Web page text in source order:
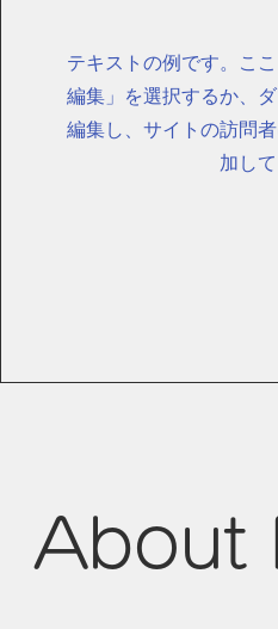
テキストの例です。こ
編集」を選択するか、
編集し、サイトの訪問
加し
About